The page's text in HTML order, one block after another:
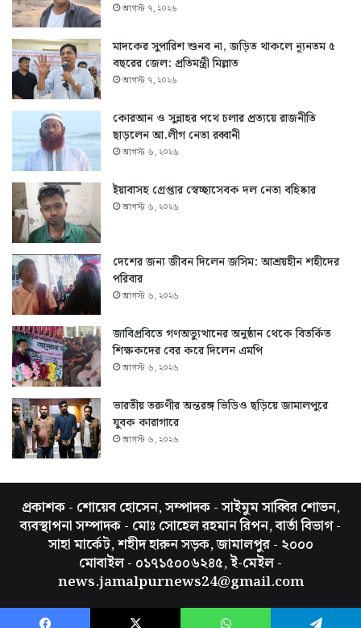
আগস্ট ৭, ২০২৬
মাদকের সুপারিশ শুনব না, জড়িত থাকলে ন্যূনতম ৫
বছরের জেল: প্রতিমন্ত্রী মিল্লাত
আগস্ট ৭, ২০২৬
কোরআন ও সুন্নাহর পথে চলার প্রত্যয়ে রাজনীতি
ছাড়লেন আ.লীগ নেতা রব্বানী
আগস্ট ৬, ২০২৬
ইয়াবাসহ গ্রেপ্তার স্বেচ্ছাসেবক দল নেতা বহিষ্কার
আগস্ট ৬, ২০২৬
দেশের জন্য জীবন দিলেন জসিম: আশ্রয়হীন শহীদের
পরিবার
আগস্ট ৬, ২০২৬
জাবিপ্রবিতে গণঅভ্যুত্থানের অনুষ্ঠান থেকে বিতর্কিত
শিক্ষকদের বের করে দিলেন এমপি
আগস্ট ৬, ২০২৬
ভারতীয় তরুণীর অন্তরঙ্গ ভিডিও ছড়িয়ে জামালপুরে
যুবক কারাগারে
আগস্ট ৬, ২০২৬
প্রকাশক - শোয়েব হোসেন, সম্পাদক - সাইমুম সাব্বির শোভন,
ব্যবস্থাপনা সম্পাদক - মোঃ সোহেল রহমান রিপন, বার্তা বিভাগ -
সাহা মার্কেট, শহীদ হারুন সড়ক, জামালপুর - ২০০০
মোবাইল - ০১৭১৫০০৬২৪৫, ই-মেইল -
news.jamalpurnews24@gmail.com